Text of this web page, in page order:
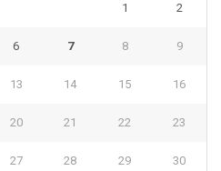
1 2
6 7 8 9
13 14 15 16
20 21 22 23
27 28 29 30